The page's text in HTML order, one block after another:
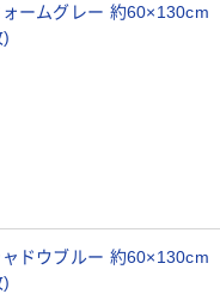
ームグレー 約60×130cm
ドウブルー 約60×130cm